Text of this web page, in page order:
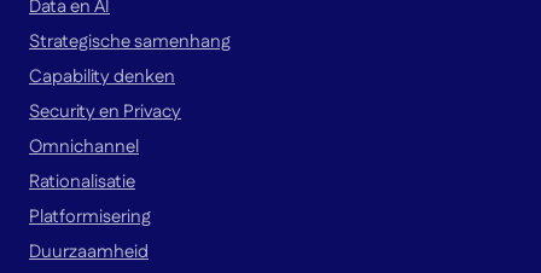
Data en AI
Strategische samenhang
Capability denken
Security en Privacy
Omnichannel
Rationalisatie
Platformisering
Duurzaamheid